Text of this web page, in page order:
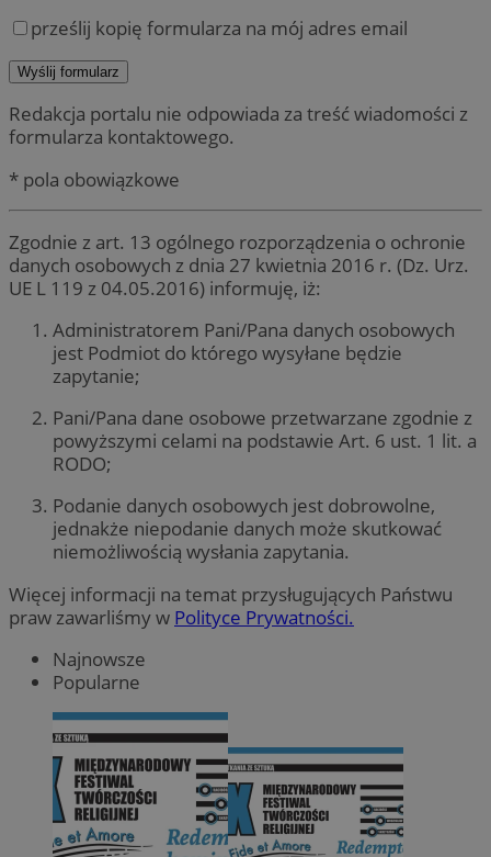
prześlij kopię formularza na mój adres email
Redakcja portalu nie odpowiada za treść wiadomości z
formularza kontaktowego.
* pola obowiązkowe
Zgodnie z art. 13 ogólnego rozporządzenia o ochronie
danych osobowych z dnia 27 kwietnia 2016 r. (Dz. Urz.
UE L 119 z 04.05.2016) informuję, iż:
Administratorem Pani/Pana danych osobowych
jest Podmiot do którego wysyłane będzie
zapytanie;
Pani/Pana dane osobowe przetwarzane zgodnie z
powyższymi celami na podstawie Art. 6 ust. 1 lit. a
RODO;
Podanie danych osobowych jest dobrowolne,
jednakże niepodanie danych może skutkować
niemożliwością wysłania zapytania.
Więcej informacji na temat przysługujących Państwu
praw zawarliśmy w Polityce Prywatności.
Najnowsze
Popularne